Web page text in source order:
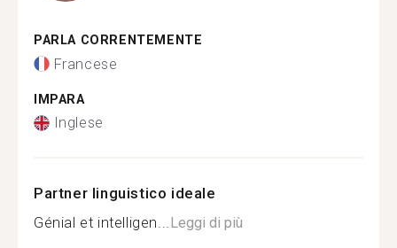
PARLA CORRENTEMENTE
Francese
IMPARA
Inglese
Partner linguistico ideale
Génial et intelligen...Leggi di più